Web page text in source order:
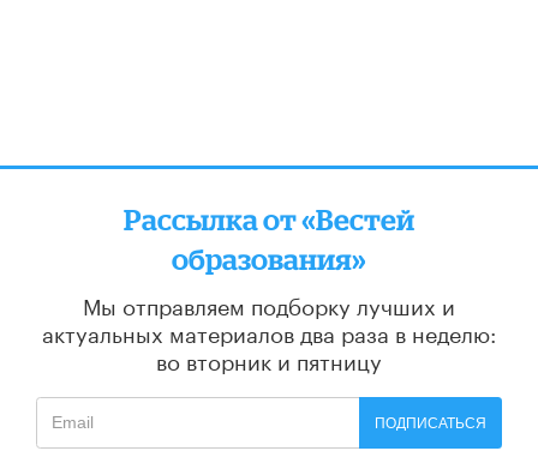
Рассылка от «Вестей
образования»
Мы отправляем подборку лучших и
актуальных материалов два раза в неделю:
во вторник и пятницу
ПОДПИСАТЬСЯ